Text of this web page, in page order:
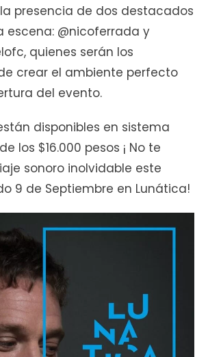
presencia de dos destacados
escena: @nicoferrada y
quienes serán los
crear el ambiente perfecto
del evento.
disponibles en sistema
los $16.000 pesos ¡ No te
sonoro inolvidable este
9 de Septiembre en Lunática!